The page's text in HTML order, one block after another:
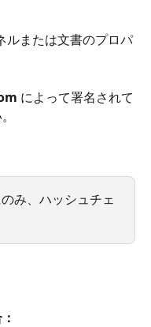
ルまたは文書のプロパ
によって署名されて
み、ハッシュチェ